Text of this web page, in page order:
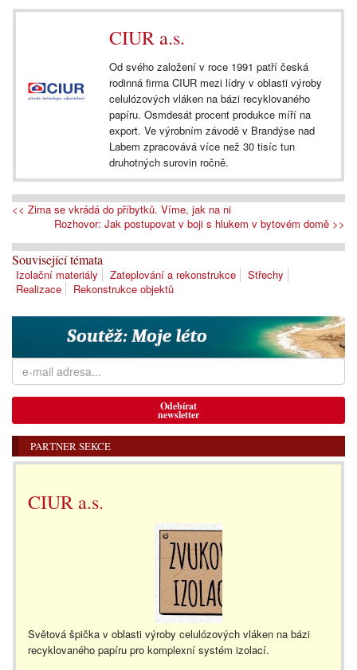
CIUR a.s.
Od svého založení v roce 1991 patří česká
rodinná firma CIUR mezi lídry v oblasti výroby
celulózových vláken na bázi recyklovaného
papíru. Osmdesát procent produkce míří na
export. Ve výrobním závodě v Brandýse nad
Labem zpracovává více než 30 tisíc tun
druhotných surovin ročně.
<< Zima se vkrádá do příbytků. Víme, jak na ni
Rozhovor: Jak postupovat v boji s hlukem v bytovém domě >>
Související témata
Izolační materiály Zateplování a rekonstrukce
Střechy
Realizace
Rekonstrukce objektů
Odebírat
newsletter
PARTNER SEKCE
CIUR a.s.
Světová špička v oblasti výroby celulózových vláken na bázi
recyklovaného papíru pro komplexní systém izolací.